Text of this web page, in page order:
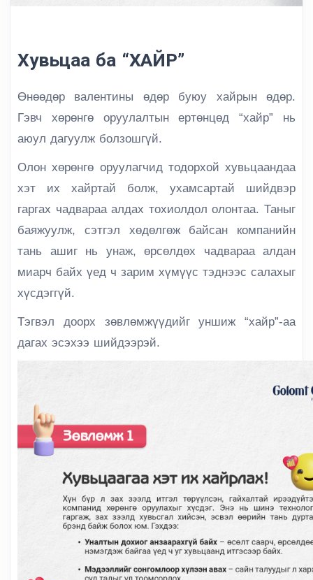
Хувьцаа ба “ХАЙР”
Өнөөдөр валентины өдөр буюу хайрын өдөр.
Гэвч хөрөнгө оруулалтын ертөнцөд “хайр” нь
аюул дагуулж болзошгүй.
Олон хөрөнгө оруулагчид тодорхой хувьцаандаа
хэт их хайртай болж, ухамсартай шийдвэр
гаргах чадвараа алдах тохиолдол олонтаа. Таныг
баяжуулж, сэтгэл хөдөлгөж байсан компанийн
тань ашиг нь унаж, өрсөлдөх чадвараа алдан
миарч байх үед ч зарим хүмүүс тэднээс салахыг
хүсдэггүй.
Тэгвэл доорх зөвлөмжүүдийг уншиж “хайр”-аа
дагах эсэхээ шийдээрэй.